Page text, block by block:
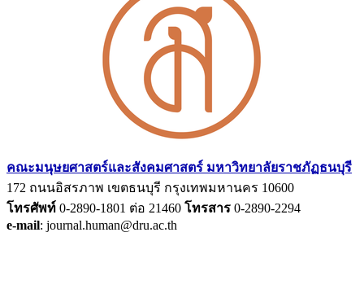
คณะมนุษยศาสตร์และสังคมศาสตร์ มหาวิทยาลัยราชภัฏธนบุรี
172 ถนนอิสรภาพ เขตธนบุรี กรุงเทพมหานคร 10600
โทรศัพท์ 0-2890-1801 ต่อ 21460 โทรสาร 0-2890-2294
e-mail: journal.human@dru.ac.th